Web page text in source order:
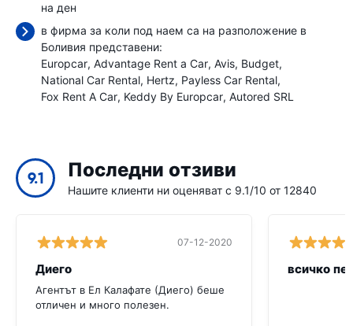
на ден
в фирма за коли под наем са на разположение в
Боливия представени:
Europcar Advantage Rent a Car Avis Budget
National Car Rental Hertz Payless Car Rental
Fox Rent A Car Keddy By Europcar Autored SRL
9.1 Последни отзиви
Нашите клиенти ни оценяват с 9.1/10 от 12840
07-12-2020
Диего
Агентът в Ел Калафате (Диего) беше
отличен и много полезен.
всичко